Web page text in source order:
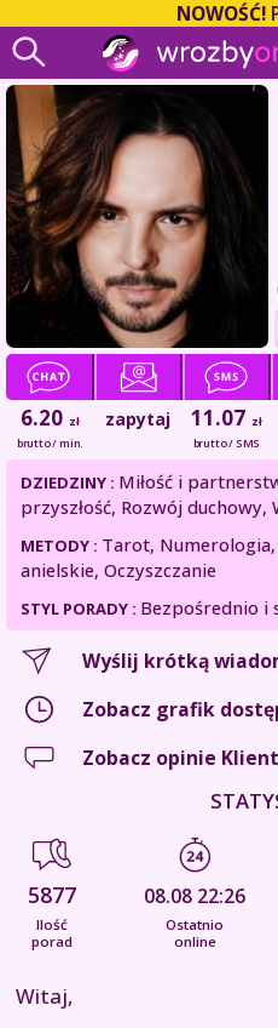
NOWOŚĆ!
6.20 zł
brutto / min.
zapytaj 11.07 zł
brutto / SMS
DZIEDZINY : Miłość i
przyszłość, Rozwój duchowy,
METODY : Tarot, Numerologia,
anielskie, Oczyszczanie
STYL PORADY : Bezpośrednio i
Wyślij krótką
Zobacz grafik
Zobacz opinie
5877
Ilość
porad
08.08 22:26
Ostatnio
online
Witaj,